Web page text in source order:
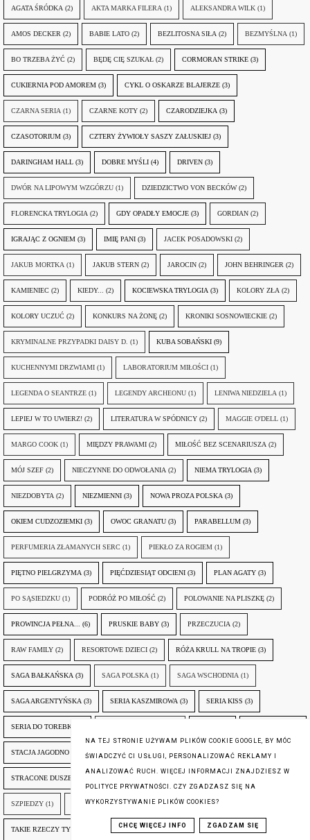
AGATA ŚRÓDKA (2) AKTA MARKA FILERA (1) ALEKSANDRA WILK (1)
AMOS DECKER (2) BABIE LATO (2) BEZLITOSNA SIŁA (2) BEZMYŚLNA (1)
BO TRZEBA ŻYĆ (2) BĘDĘ CIĘ SZUKAŁ (2) CORMORAN STRIKE (3)
CUKIERNIA POD AMOREM (3) CYKL O OSKARZE BLAJERZE (3)
CZARNA SERIA (1) CZARNE KOTY (2) CZARODZIEJKA (3)
CZASOTORIUM (3) CZTERY ŻYWIOŁY SASZY ZAŁUSKIEJ (3)
DARINGHAM HALL (3) DOBRE MYŚLI (4) DRIVEN (3)
DWÓR NA LIPOWYM WZGÓRZU (1) DZIEDZICTWO VON BECKÓW (2)
FLORENCKA TRYLOGIA (2) GDY OPADŁY EMOCJE (3) GORDIAN (2)
IGRAJĄC Z OGNIEM (3) IMIĘ PANI (3) JACEK POSADOWSKI (2)
JAKUB MORTKA (1) JAKUB STERN (2) JAROCIN (2) JOHN BEHRINGER (2)
KAMIENIEC (2) KIEDY... (2) KOCIEWSKA TRYLOGIA (3) KOLORY ZŁA (2)
KOLORY UCZUĆ (2) KONKURS NA ŻONĘ (2) KRONIKI SOSNOWIECKIE (2)
KRYMINALNE PRZYPADKI DAISY D. (1) KUBA SOBAŃSKI (9)
KUCHENNYMI DRZWIAMI (1) LABORATORIUM MIŁOŚCI (1)
LEGENDA O SEANTRZE (1) LEGENDY ARCHEONU (1) LENIWA NIEDZIELA (1)
LEPIEJ W TO UWIERZ! (2) LITERATURA W SPÓDNICY (2) MAGGIE O'DELL (1)
MARGO COOK (1) MIĘDZY PRAWAMI (2) MIŁOŚĆ BEZ SCENARIUSZA (2)
MÓJ SZEF (2) NIECZYNNE DO ODWOŁANIA (2) NIEMA TRYLOGIA (3)
NIEZDOBYTA (2) NIEZMIENNI (3) NOWA PROZA POLSKA (3)
OKIEM CUDZOZIEMKI (3) OWOC GRANATU (3) PARABELLUM (3)
PERFUMERIA ZŁAMANYCH SERC (1) PIEKŁO ZA ROGIEM (1)
PIĘTNO PIELGRZYMA (3) PIĘĆDZIESIĄT ODCIENI (3) PLAN AGATY (3)
PO SĄSIEDZKU (1) PODRÓŻ PO MIŁOŚĆ (2) POLOWANIE NA PLISZKĘ (2)
PROWINCJA PEŁNA... (6) PRUSKIE BABY (3) PRZECZUCIA (2)
RAW FAMILY (2) RESORTOWE DZIECI (2) RÓŻA KRULL NA TROPIE (3)
SAGA BAŁKAŃSKA (3) SAGA POLSKA (1) SAGA WSCHODNIA (1)
SAGA ARGENTYŃSKA (3) SERIA KASZMIROWA (3) SERIA KISS (3)
SERIA DO TOREBKI
STACJA JAGODNO STARY DOM (3) STELLA (3) STELLA LERSKA
STRACONE DUSZE
SZPIEDZY (1) SZTUKA ŻYCIA (1) TAJEMNICE ASKIRU (1)
TAKIE RZECZY TYLKO Z MĘŻEM (4) TAMI Z KRAINY PIĘKNYCH KONI (3)
NA TEJ STRONIE UŻYWAM PLIKÓW COOKIE GOOGLE, BY MÓC
ŚWIADCZYĆ CI USŁUGI, PERSONALIZOWAĆ REKLAMY I
ANALIZOWAĆ RUCH. WIĘCEJ INFORMACJI ZNAJDZIESZ W
POLITYCE PRYWATNOŚCI. CZY ZGADZASZ SIĘ NA
WYKORZYSTYWANIE PLIKÓW COOKIES?
CHCĘ WIĘCEJ INFO ZGADZAM SIĘ